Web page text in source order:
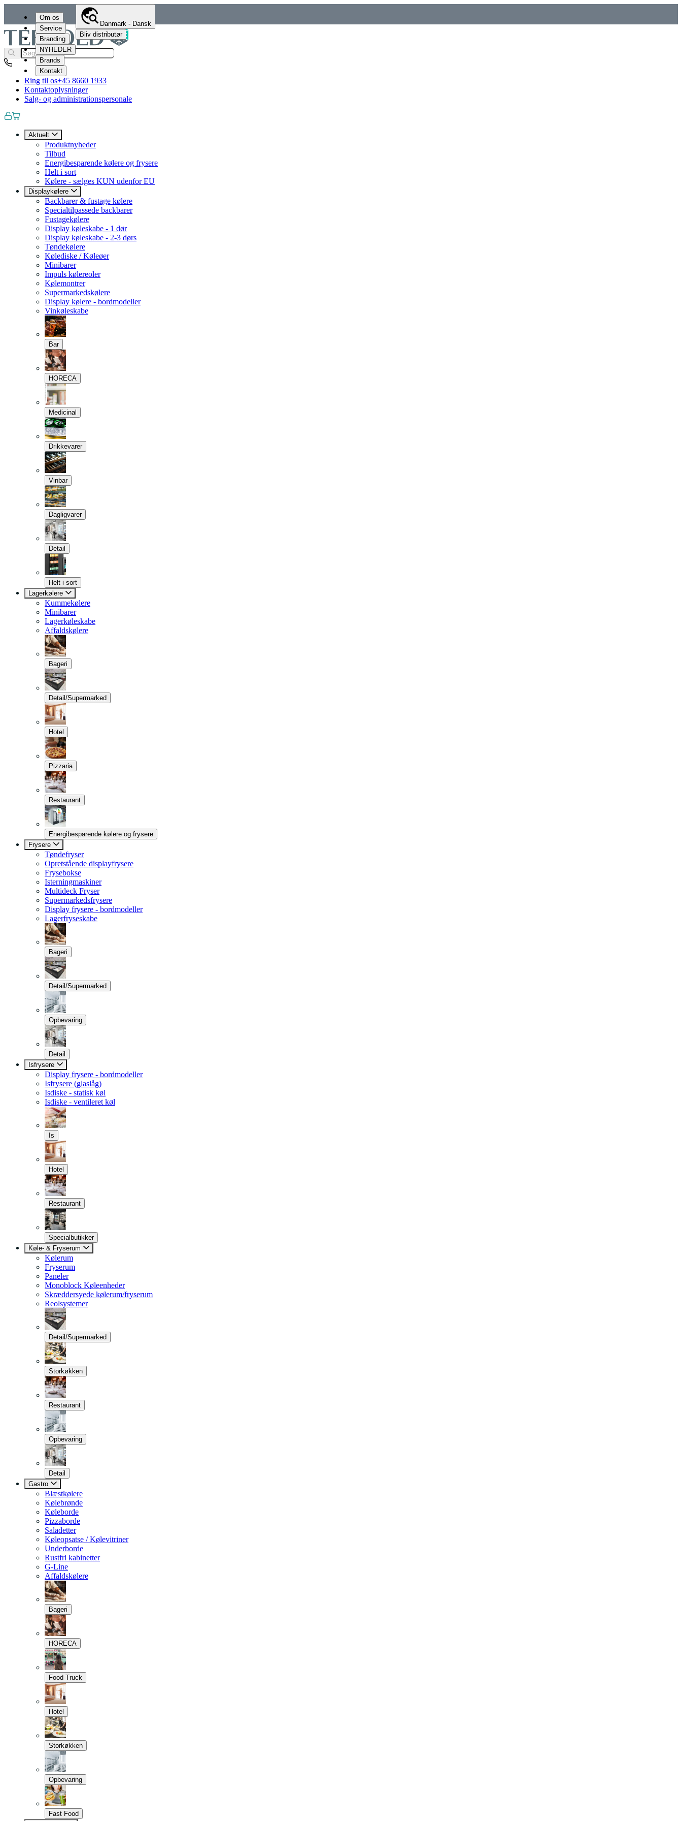
Om os
Service
Branding
NYHEDER
Brands
Kontakt
Danmark - Dansk
Bliv distributør
Ring til os+45 8660 1933
Kontaktoplysninger
Salg- og administrationspersonale
Aktuelt
Produktnyheder
Tilbud
Energibesparende kølere og frysere
Helt i sort
Kølere - sælges KUN udenfor EU
Displaykølere
Backbarer & fustage kølere
Specialtilpassede backbarer
Fustagekølere
Display køleskabe - 1 dør
Display køleskabe - 2-3 dørs
Tøndekølere
Kølediske / Køleøer
Minibarer
Impuls kølereoler
Kølemontrer
Supermarkedskølere
Display kølere - bordmodeller
Vinkøleskabe
Bar
HORECA
Medicinal
Drikkevarer
Vinbar
Dagligvarer
Detail
Helt i sort
Lagerkølere
Kummekølere
Minibarer
Lagerkøleskabe
Affaldskølere
Bageri
Detail/Supermarked
Hotel
Pizzaria
Restaurant
Energibesparende kølere og frysere
Frysere
Tøndefryser
Opretstående displayfrysere
Frysebokse
Isterningmaskiner
Multideck Fryser
Supermarkedsfrysere
Display frysere - bordmodeller
Lagerfryseskabe
Bageri
Detail/Supermarked
Opbevaring
Detail
Isfrysere
Display frysere - bordmodeller
Isfrysere (glaslåg)
Isdiske - statisk køl
Isdiske - ventileret køl
Is
Hotel
Restaurant
Specialbutikker
Køle- & Fryserum
Kølerum
Fryserum
Paneler
Monoblock Køleenheder
Skræddersyede kølerum/fryserum
Reolsystemer
Detail/Supermarked
Storkøkken
Restaurant
Opbevaring
Detail
Gastro
Blæstkølere
Kølebrønde
Køleborde
Pizzaborde
Saladetter
Køleopsatse / Kølevitriner
Underborde
Rustfri kabinetter
G-Line
Affaldskølere
Bageri
HORECA
Food Truck
Hotel
Storkøkken
Opbevaring
Fast Food